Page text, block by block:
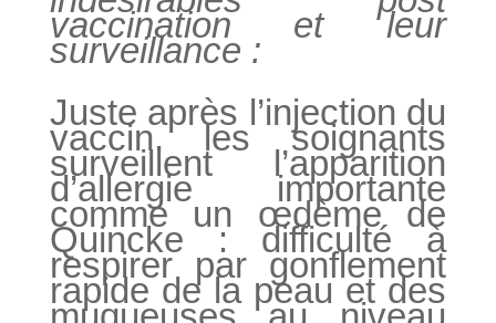
vaccination et leur
surveillance :
Juste après l’injection du
vaccin, les soignants
surveillent l’apparition
d’allergie importante
comme un œdème de
Quincke : difficulté à
respirer par gonflement
rapide de la peau et des